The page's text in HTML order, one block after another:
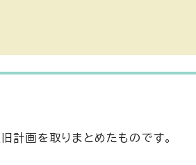
計画を取りまとめたものです。